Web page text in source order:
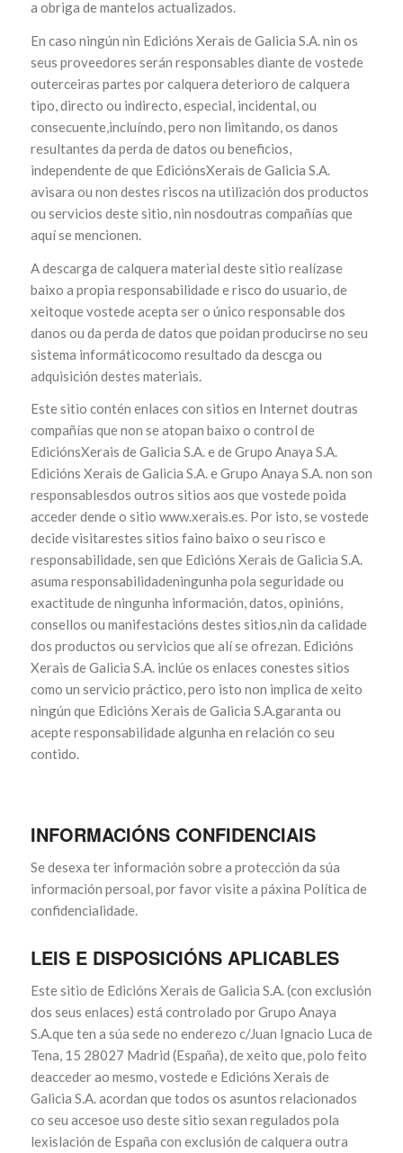
a obriga de mantelos actualizados.
En caso ningún nin Edicións Xerais de Galicia S.A. nin os
seus proveedores serán responsables diante de vostede
outerceiras partes por calquera deterioro de calquera
tipo, directo ou indirecto, especial, incidental, ou
consecuente,incluíndo, pero non limitando, os danos
resultantes da perda de datos ou beneficios,
independente de que EdiciónsXerais de Galicia S.A.
avisara ou non destes riscos na utilización dos productos
ou servicios deste sitio, nin nosdoutras compañías que
aquí se mencionen.
A descarga de calquera material deste sitio realízase
baixo a propia responsabilidade e risco do usuario, de
xeitoque vostede acepta ser o único responsable dos
danos ou da perda de datos que poidan producirse no seu
sistema informáticocomo resultado da descga ou
adquisición destes materiais.
Este sitio contén enlaces con sitios en Internet doutras
compañías que non se atopan baixo o control de
EdiciónsXerais de Galicia S.A. e de Grupo Anaya S.A.
Edicións Xerais de Galicia S.A. e Grupo Anaya S.A. non son
responsablesdos outros sitios aos que vostede poida
acceder dende o sitio www.xerais.es. Por isto, se vostede
decide visitarestes sitios faino baixo o seu risco e
responsabilidade, sen que Edicións Xerais de Galicia S.A.
asuma responsabilidadeningunha pola seguridade ou
exactitude de ningunha información, datos, opinións,
consellos ou manifestacións destes sitios,nin da calidade
dos productos ou servicios que alí se ofrezan. Edicións
Xerais de Galicia S.A. inclúe os enlaces conestes sitios
como un servicio práctico, pero isto non implica de xeito
ningún que Edicións Xerais de Galicia S.A.garanta ou
acepte responsabilidade algunha en relación co seu
contido.
INFORMACIÓNS CONFIDENCIAIS
Se desexa ter información sobre a protección da súa
información persoal, por favor visite a páxina Política de
confidencialidade.
LEIS E DISPOSICIÓNS APLICABLES
Este sitio de Edicións Xerais de Galicia S.A. (con exclusión
dos seus enlaces) está controlado por Grupo Anaya
S.A.que ten a súa sede no enderezo c/Juan Ignacio Luca de
Tena, 15 28027 Madrid (España), de xeito que, polo feito
deacceder ao mesmo, vostede e Edicións Xerais de
Galicia S.A. acordan que todos os asuntos relacionados
co seu accesoe uso deste sitio sexan regulados pola
lexislación de España con exclusión de calquera outra